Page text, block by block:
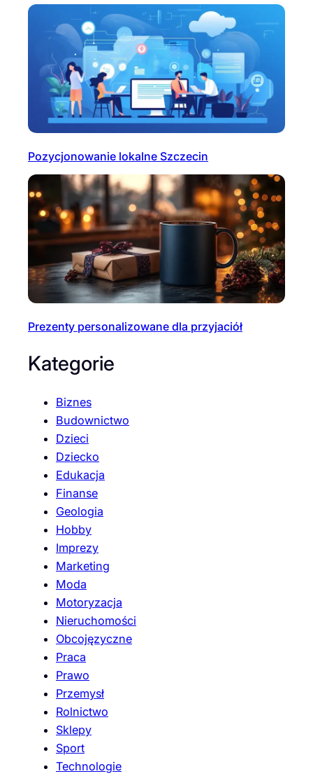
Pozycjonowanie lokalne Szczecin
Prezenty personalizowane dla przyjaciół
Kategorie
Biznes
Budownictwo
Dzieci
Dziecko
Edukacja
Finanse
Geologia
Hobby
Imprezy
Marketing
Moda
Motoryzacja
Nieruchomości
Obcojęzyczne
Praca
Prawo
Przemysł
Rolnictwo
Sklepy
Sport
Technologie